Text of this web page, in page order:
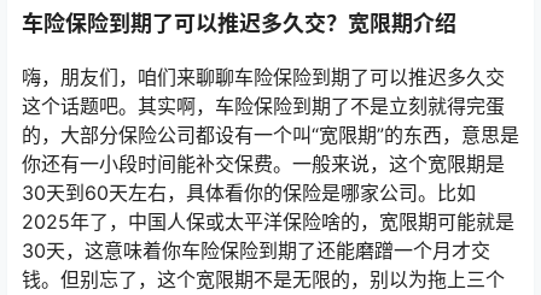
车险保险到期了可以推迟多久交？宽限期介绍
嗨，朋友们，咱们来聊聊车险保险到期了可以推迟多久交
这个话题吧。其实啊，车险保险到期了不是立刻就得完蛋
的，大部分保险公司都设有一个叫“宽限期”的东西，意思是
你还有一小段时间能补交保费。一般来说，这个宽限期是
30天到60天左右，具体看你的保险是哪家公司。比如
2025年了，中国人保或太平洋保险啥的，宽限期可能就是
30天，这意味着你车险保险到期了还能磨蹭一个月才交
钱。但别忘了，这个宽限期不是无限的，别以为拖上三个